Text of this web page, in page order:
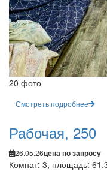
20 фото
Смотреть подробнее
Рабочая, 250
26.05.26цена по запросу
Комнат: 3, площадь: